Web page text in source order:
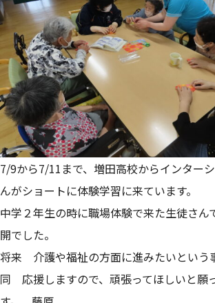
7/9から7/11まで、増田高校からインター
んがショートに体験学習に来ています。
中学２年生の時に職場体験で来た生徒さん
開でした。
将来 介護や福祉の方面に進みたいという
同 応援しますので、頑張ってほしいと願